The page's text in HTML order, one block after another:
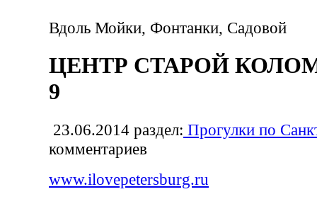
Вдоль Мойки, Фонтанки, Садовой
ЦЕНТР СТАРОЙ
9
23.06.2014 раздел: Прогулки по
комментариев
www.ilovepetersburg.ru